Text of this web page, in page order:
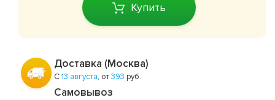
Купить
Доставка (Москва)
С13 августа, от393 руб.
Самовывоз